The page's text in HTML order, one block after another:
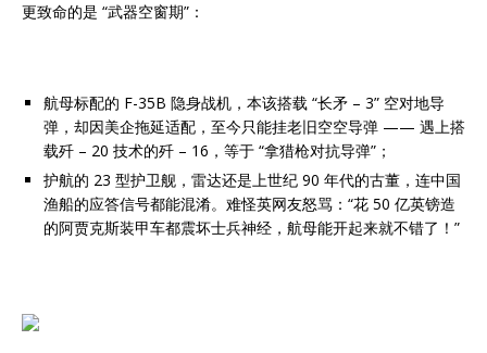
更致命的是 “武器空窗期”：
航母标配的 F-35B 隐身战机，本该搭载 “长矛 – 3” 空对地导
弹，却因美企拖延适配，至今只能挂老旧空空导弹 —— 遇上搭
载歼 – 20 技术的歼 – 16，等于 “拿猎枪对抗导弹”；
护航的 23 型护卫舰，雷达还是上世纪 90 年代的古董，连中国
渔船的应答信号都能混淆。难怪英网友怒骂：“花 50 亿英镑造
的阿贾克斯装甲车都震坏士兵神经，航母能开起来就不错了！”